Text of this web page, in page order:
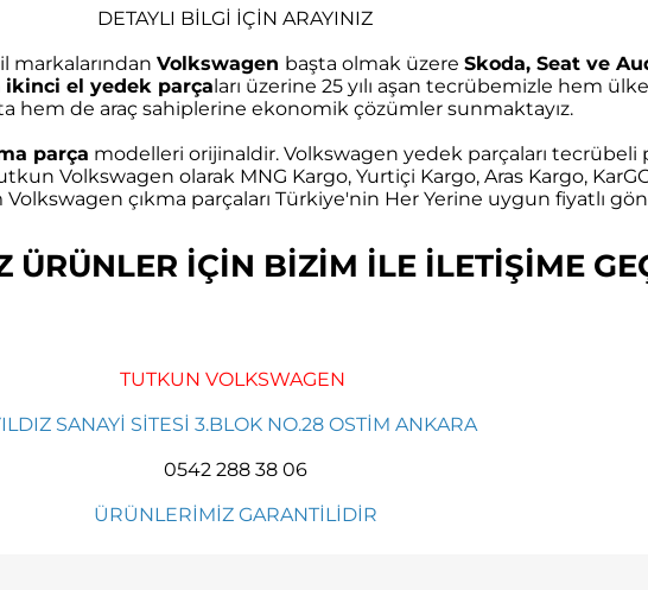
DETAYLI BİLGİ İÇİN ARAYINIZ
markalarından Volkswagen başta olmak üzere Skoda, Seat ve
ikinci el yedek parçaları üzerine 25 yılı aşan tecrübemizle hem
hem de araç sahiplerine ekonomik çözümler sunmaktayız.
parça modelleri orijinaldir. Volkswagen yedek parçaları tecrübeli
Volkswagen olarak MNG Kargo, Yurtiçi Kargo, Aras Kargo,
çıkma parçaları Türkiye'nin Her Yerine uygun fiyatlı
ÜRÜNLER İÇİN BİZİM İLE İLETİŞİME
TUTKUN VOLKSWAGEN
SANAYİ SİTESİ 3.BLOK NO.28 OSTİM ANKARA
0542 288 38 06
ÜRÜNLERİMİZ GARANTİLİDİR